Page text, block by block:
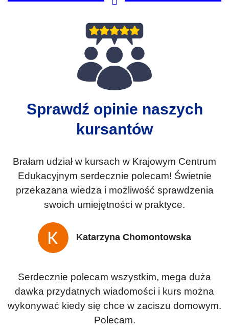
Sprawdź opinie naszych
kursantów
Brałam udział w kursach w Krajowym Centrum
Edukacyjnym serdecznie polecam! Świetnie
przekazana wiedza i możliwość sprawdzenia
swoich umiejętności w praktyce.
Katarzyna Chomontowska
Serdecznie polecam wszystkim, mega duża
dawka przydatnych wiadomości i kurs można
wykonywać kiedy się chce w zaciszu domowym.
Polecam.